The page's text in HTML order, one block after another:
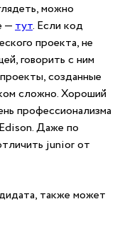
можно
—тут. Если код
проекта, не
говорить с ним
созданные
сложно. Хороший
профессионализма
Даже по
junior от
также может